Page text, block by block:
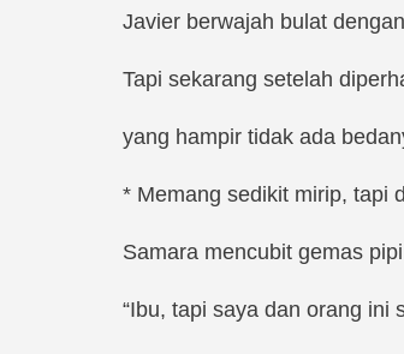
Javier berwajah bulat
Tapi sekarang setelah
yang hampir tidak ada
* Memang sedikit mirip, tapi
Samara mencubit gemas
“Ibu, tapi saya dan orang